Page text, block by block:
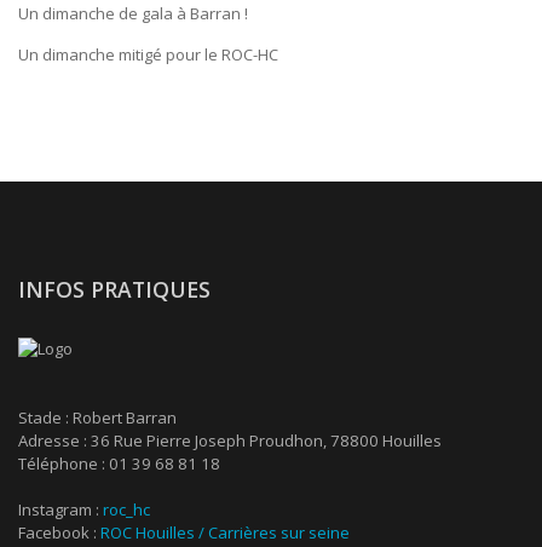
Un dimanche de gala à Barran !
Un dimanche mitigé pour le ROC-HC
INFOS PRATIQUES
Stade : Robert Barran
Adresse : 36 Rue Pierre Joseph Proudhon, 78800 Houilles
Téléphone : 01 39 68 81 18
Instagram : roc_hc
Facebook : ROC Houilles / Carrières sur seine